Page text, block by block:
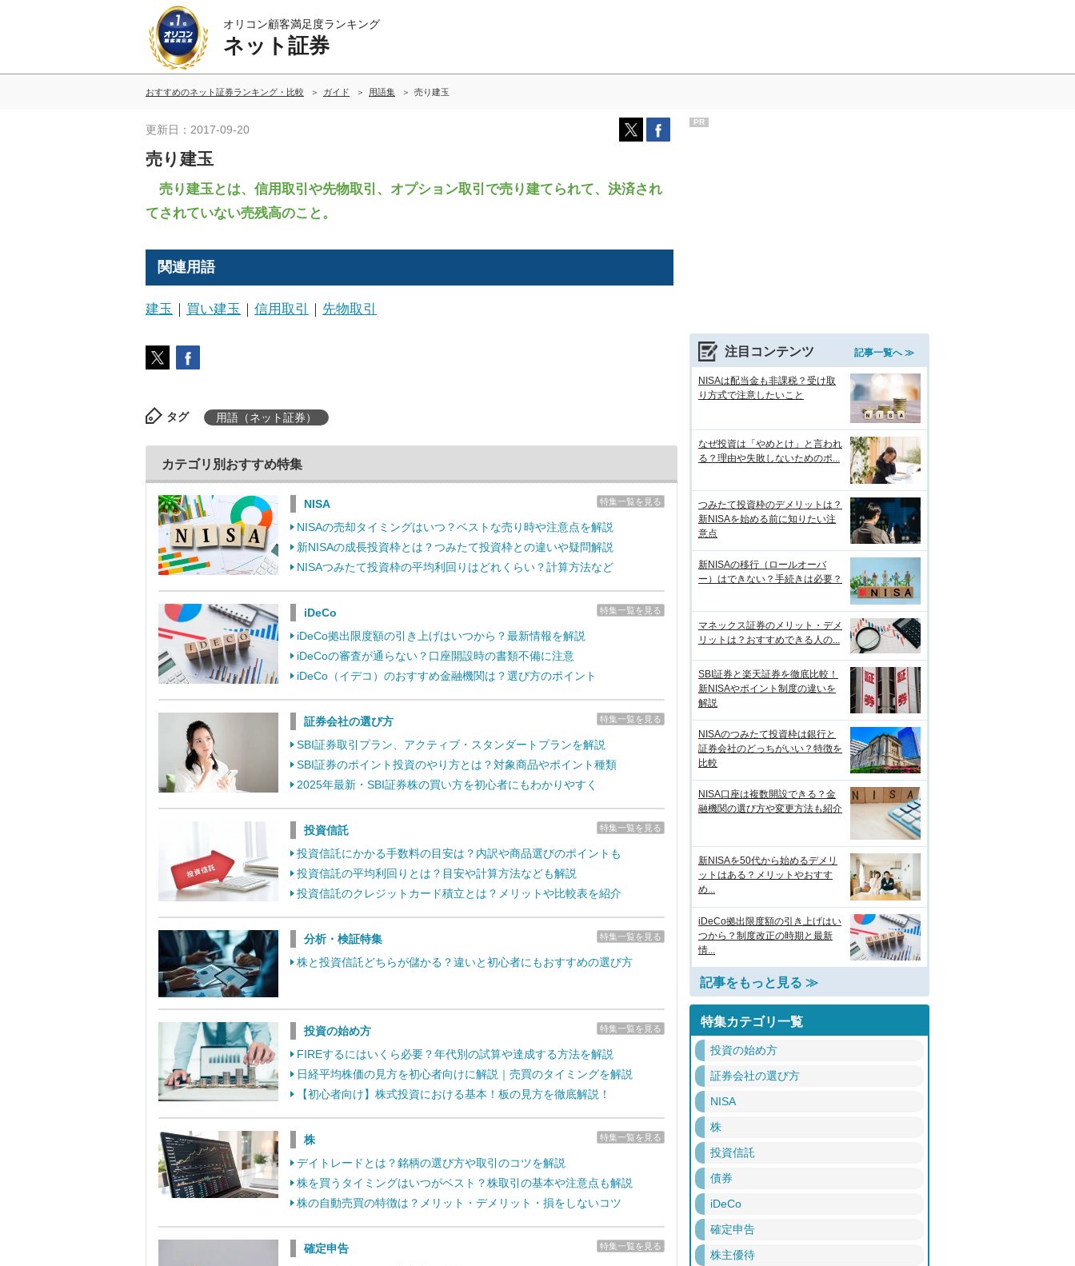
オリコン顧客満足度ランキング
ネット証券
おすすめのネット証券ランキング・比較 ガイド 用語集 売り建玉
更新日：2017-09-20
売り建玉
売り建玉とは、信用取引や先物取引、オプション取引で売り建てられて、決済され
てされていない売残高のこと。
関連用語
建玉 ｜ 買い建玉 ｜ 信用取引 ｜ 先物取引
タグ 用語（ネット証券）
カテゴリ別おすすめ特集
特集一覧を見る
NISA
NISAの売却タイミングはいつ？ベストな売り時や注意点を解説
新NISAの成長投資枠とは？つみたて投資枠との違いや疑問解説
NISAつみたて投資枠の平均利回りはどれくらい？計算方法など
特集一覧を見る
iDeCo
iDeCo拠出限度額の引き上げはいつから？最新情報を解説
iDeCoの審査が通らない？口座開設時の書類不備に注意
iDeCo（イデコ）のおすすめ金融機関は？選び方のポイント
特集一覧を見る
証券会社の選び方
SBI証券取引プラン、アクティブ・スタンダートプランを解説
SBI証券のポイント投資のやり方とは？対象商品やポイント種類
2025年最新・SBI証券株の買い方を初心者にもわかりやすく
特集一覧を見る
投資信託
投資信託にかかる手数料の目安は？内訳や商品選びのポイントも
投資信託の平均利回りとは？目安や計算方法なども解説
投資信託のクレジットカード積立とは？メリットや比較表を紹介
特集一覧を見る
分析・検証特集
株と投資信託どちらが儲かる？違いと初心者にもおすすめの選び方
特集一覧を見る
投資の始め方
FIREするにはいくら必要？年代別の試算や達成する方法を解説
日経平均株価の見方を初心者向けに解説｜売買のタイミングを解説
【初心者向け】株式投資における基本！板の見方を徹底解説！
特集一覧を見る
株
デイトレードとは？銘柄の選び方や取引のコツを解説
株を買うタイミングはいつがベスト？株取引の基本や注意点も解説
株の自動売買の特徴は？メリット・デメリット・損をしないコツ
特集一覧を見る
確定申告
PR
注目コンテンツ 記事一覧へ ≫
NISAは配当金も非課税？受け取
り方式で注意したいこと
なぜ投資は「やめとけ」と言われ
る？理由や失敗しないためのポ...
つみたて投資枠のデメリットは？
新NISAを始める前に知りたい注
意点
新NISAの移行（ロールオーバ
ー）はできない？手続きは必要？
マネックス証券のメリット・デメ
リットは？おすすめできる人の...
SBI証券と楽天証券を徹底比較！
新NISAやポイント制度の違いを
解説
NISAのつみたて投資枠は銀行と
証券会社のどっちがいい？特徴を
比較
NISA口座は複数開設できる？金
融機関の選び方や変更方法も紹介
新NISAを50代から始めるデメリ
ットはある？メリットやおすす
め...
iDeCo拠出限度額の引き上げはい
つから？制度改正の時期と最新
情...
記事をもっと見る ≫
特集カテゴリ一覧
投資の始め方
証券会社の選び方
NISA
株
投資信託
債券
iDeCo
確定申告
株主優待